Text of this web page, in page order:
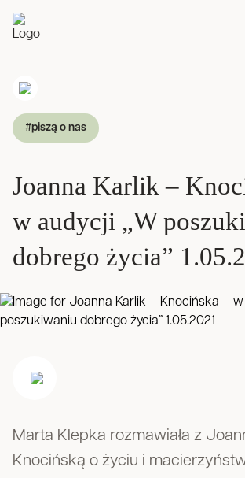
#piszą o nas
Joanna Karlik –
w audycji „W
dobrego życia”
Marta Klepka rozmawiała z
Knocińską o życiu i